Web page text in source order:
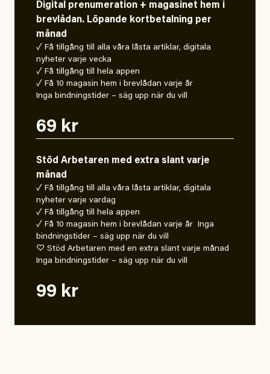
Digital prenumeration + magasinet hem i
brevlådan. Löpande kortbetalning per
månad
✓ Få tillgång till alla våra låsta artiklar, digitala
nyheter varje vecka
✓ Få tillgång till hela appen
✓ Få 10 magasin hem i brevlådan varje år
Inga bindningstider – säg upp när du vill
69 kr
Stöd Arbetaren med extra slant varje
månad
✓ Få tillgång till alla våra låsta artiklar, digitala
nyheter varje vardag
✓ Få tillgång till hela appen
✓ Få 10 magasin hem i brevlådan varje år Inga
bindningstider – säg upp när du vill
♡ Stöd Arbetaren med en extra slant varje månad
Inga bindningstider – säg upp när du vill
99 kr